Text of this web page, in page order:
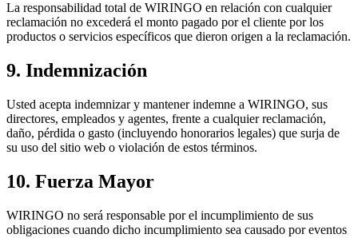
La responsabilidad total de WIRINGO en relación con cualquier
reclamación no excederá el monto pagado por el cliente por los
productos o servicios específicos que dieron origen a la reclamación.
9. Indemnización
Usted acepta indemnizar y mantener indemne a WIRINGO, sus
directores, empleados y agentes, frente a cualquier reclamación,
daño, pérdida o gasto (incluyendo honorarios legales) que surja de
su uso del sitio web o violación de estos términos.
10. Fuerza Mayor
WIRINGO no será responsable por el incumplimiento de sus
obligaciones cuando dicho incumplimiento sea causado por eventos